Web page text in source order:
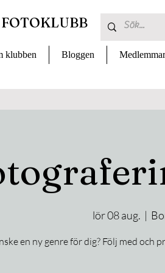
klubben Bloggen Medlemmar
lör 08 aug.
  |
en ny genre för dig? Följ med och